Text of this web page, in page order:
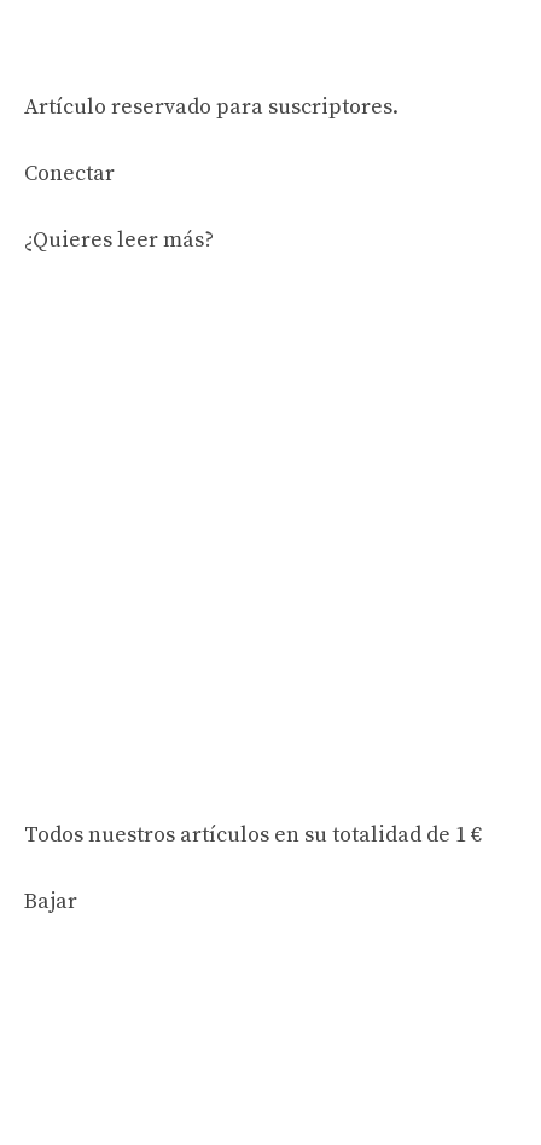
Artículo reservado para suscriptores.
Conectar
¿Quieres leer más?
Todos nuestros artículos en su totalidad de 1 €
Bajar